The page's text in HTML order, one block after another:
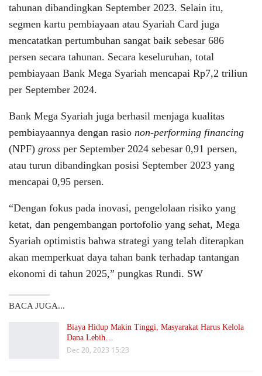
tahunan dibandingkan September 2023. Selain itu,
segmen kartu pembiayaan atau Syariah Card juga
mencatatkan pertumbuhan sangat baik sebesar 686
persen secara tahunan. Secara keseluruhan, total
pembiayaan Bank Mega Syariah mencapai Rp7,2 triliun
per September 2024.
Bank Mega Syariah juga berhasil menjaga kualitas
pembiayaannya dengan rasio non-performing financing
(NPF) gross per September 2024 sebesar 0,91 persen,
atau turun dibandingkan posisi September 2023 yang
mencapai 0,95 persen.
“Dengan fokus pada inovasi, pengelolaan risiko yang
ketat, dan pengembangan portofolio yang sehat, Mega
Syariah optimistis bahwa strategi yang telah diterapkan
akan memperkuat daya tahan bank terhadap tantangan
ekonomi di tahun 2025,” pungkas Rundi. SW
BACA JUGA...
Biaya Hidup Makin Tinggi, Masyarakat Harus Kelola
Dana Lebih…
Dec 20, 2023 15:23